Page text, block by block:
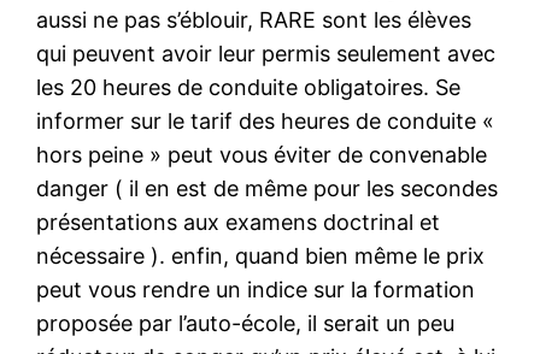
aussi ne pas s’éblouir, RARE sont les élèves
qui peuvent avoir leur permis seulement avec
les 20 heures de conduite obligatoires. Se
informer sur le tarif des heures de conduite «
hors peine » peut vous éviter de convenable
danger ( il en est de même pour les secondes
présentations aux examens doctrinal et
nécessaire ). enfin, quand bien même le prix
peut vous rendre un indice sur la formation
proposée par l’auto-école, il serait un peu